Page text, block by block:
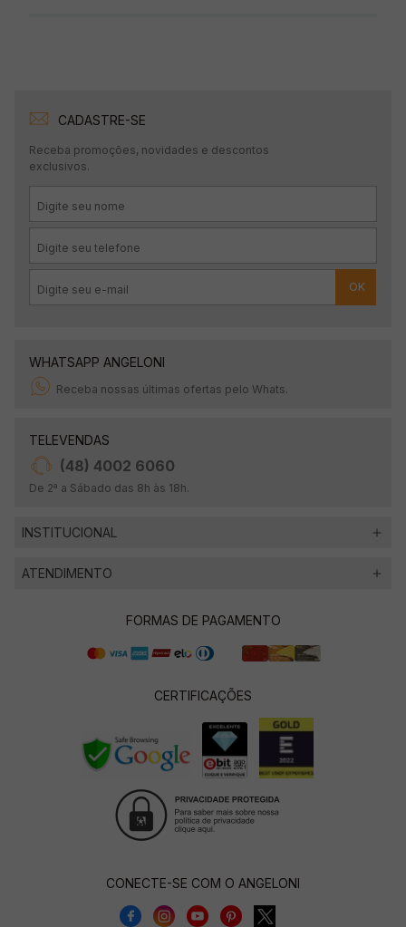
CADASTRE-SE
Receba promoções, novidades e descontos
exclusivos.
OK
WHATSAPP ANGELONI
Receba nossas últimas ofertas pelo Whats.
TELEVENDAS
(48) 4002 6060
De 2ª a Sábado das 8h às 18h.
INSTITUCIONAL
ATENDIMENTO
FORMAS DE PAGAMENTO
CERTIFICAÇÕES
CONECTE-SE COM O ANGELONI